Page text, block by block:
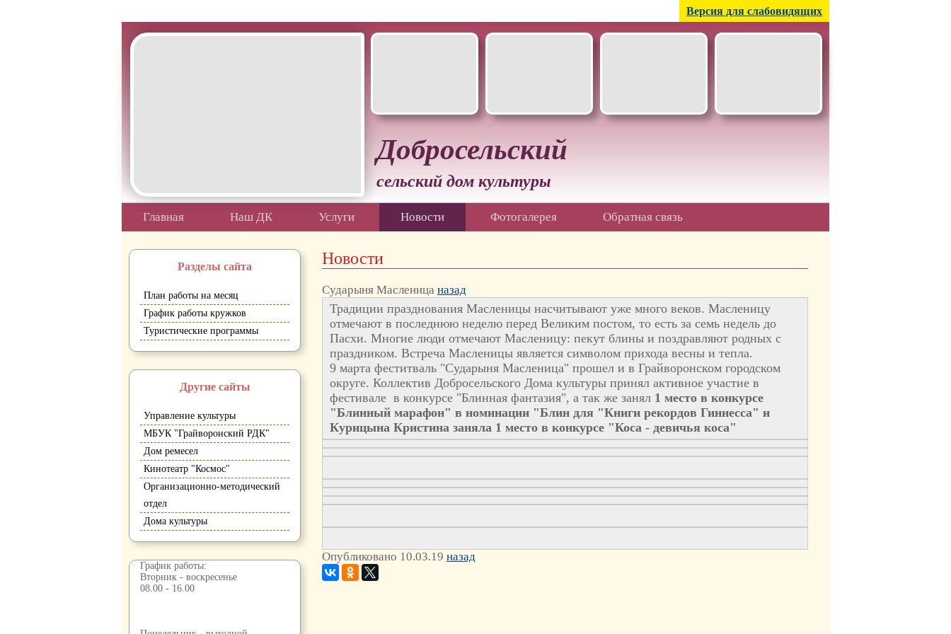
Версия для слабовидящих
Добросельский
сельский дом культуры
Главная Наш ДК Услуги Новости Фотогалерея Обратная связь
Разделы сайта
План работы на месяц
График работы кружков
Туристические программы
Другие сайты
Управление культуры
МБУК "Грайворонский РДК"
Дом ремесел
Кинотеатр "Космос"
Организационно-методический
отдел
Дома культуры
График работы:
Вторник - воскресенье
08.00 - 16.00
Новости
Сударыня Масленица назад
Традиции празднования Масленицы насчитывают уже много веков. Масленицу
отмечают в последнюю неделю перед Великим постом, то есть за семь недель до
Пасхи. Многие люди отмечают Масленицу: пекут блины и поздравляют родных с
праздником. Встреча Масленицы является символом прихода весны и тепла.
9 марта феститваль "Сударыня Масленица" прошел и в Грайворонском городском
округе. Коллектив Добросельского Дома культуры принял активное участие в
фестивале в конкурсе "Блинная фантазия", а так же занял 1 место в конкурсе
"Блинный марафон" в номинации "Блин для "Книги рекордов Гиннесса" и
Курицына Кристина заняла 1 место в конкурсе "Коса - девичья коса"
Опубликовано 10.03.19 назад